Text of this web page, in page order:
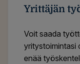
Yrittäjän
Voit saada
yritystoimintasi
enää